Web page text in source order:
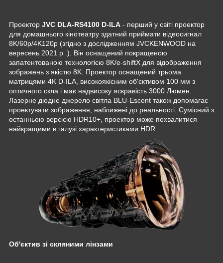
Проектор JVC DLA-RS4100 D-ILA - перший у світі проектор
для домашнього кінотеатру здатний приймати відеосигнал
8K/60p/4K120p (згідно з дослідженням JVCKENWOOD на
вересень 2021 р .). Він оснащений покращеною
запатентованою технологією 8K/e-shiftX для відображення
зображень з якістю 8K. Проектор оснащений трьома
матрицями 4K D-ILA, високоякісним об'єктивом 100 мм з
оптичного скла і має надвисоку яскравість 3000 Люмен.
Лазерне діодне джерело світла BLU-Escent також допомагає
проектувати зображення, наближені до реальності. Сумісний з
останньою версією HDR10+, проектор може похвалитися
найкращими в галузі характеристиками HDR.
Об'єктив зі скляними лінзами